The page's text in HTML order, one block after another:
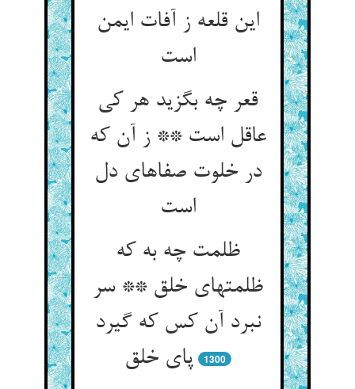
این قلعه ز آفات ایمن
است‌‌
قعر چه بگزید هر کی
عاقل است ** ز آن که
در خلوت صفاهای دل
است‌‌
ظلمت چه به که
ظلمتهای خلق ** سر
نبرد آن کس که گیرد
پای خلق‌‌
1300